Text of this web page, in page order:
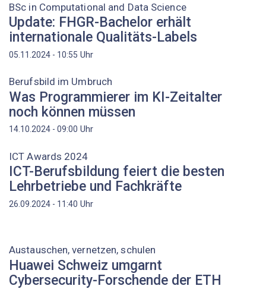
BSc in Computational and Data Science
Update: FHGR-Bachelor erhält
internationale Qualitäts-Labels
05.11.2024 - 10:55 Uhr
Berufsbild im Umbruch
Was Programmierer im KI-Zeitalter
noch können müssen
14.10.2024 - 09:00 Uhr
ICT Awards 2024
ICT-Berufsbildung feiert die besten
Lehrbetriebe und Fachkräfte
26.09.2024 - 11:40 Uhr
Austauschen, vernetzen, schulen
Huawei Schweiz umgarnt
Cybersecurity-Forschende der ETH